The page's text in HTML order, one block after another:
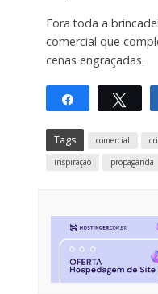
Fora toda a
comercial que
cenas engraçadas.
Compartilhar
Tags comercial
inspiração
propaganda